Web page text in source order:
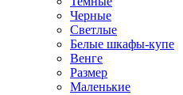
Черные
Светлые
Белые шкафы-купе
Венге
Размер
Маленькие